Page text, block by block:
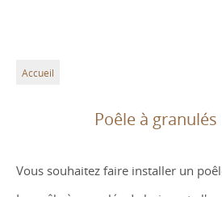
Accueil
Poêle à granulés
Vous souhaitez faire installer un